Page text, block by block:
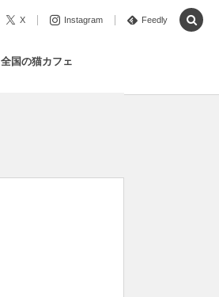
X Instagram Feedly
全国の猫カフェ